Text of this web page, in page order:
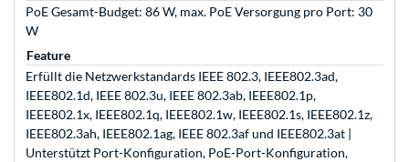
PoE Gesamt-Budget: 86 W, max. PoE Versorgung pro Port: 30
W
Feature
Erfüllt die Netzwerkstandards IEEE 802.3, IEEE802.3ad,
IEEE802.1d, IEEE 802.3u, IEEE 802.3ab, IEEE802.1p,
IEEE802.1x, IEEE802.1q, IEEE802.1w, IEEE802.1s, IEEE802.1z,
IEEE802.3ah, IEEE802.1ag, IEEE 802.3af und IEEE802.3at |
Unterstützt Port-Konfiguration, PoE-Port-Konfiguration,